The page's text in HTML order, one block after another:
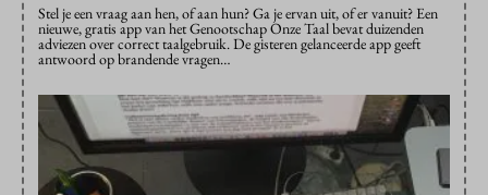
Stel je een vraag aan hen, of aan hun? Ga je ervan uit, of er vanuit? Een
nieuwe, gratis app van het Genootschap Onze Taal bevat duizenden
adviezen over correct taalgebruik. De gisteren gelanceerde app geeft
antwoord op brandende vragen…